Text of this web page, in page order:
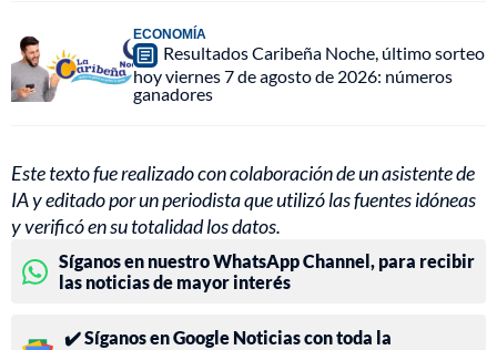
ECONOMÍA
Resultados Caribeña Noche, último sorteo
hoy viernes 7 de agosto de 2026: números
ganadores
Este texto fue realizado con colaboración de un asistente de
IA y editado por un periodista que utilizó las fuentes idóneas
y verificó en su totalidad los datos.
Síganos en nuestro WhatsApp Channel, para recibir
las noticias de mayor interés
✔️ Síganos en Google Noticias con toda la